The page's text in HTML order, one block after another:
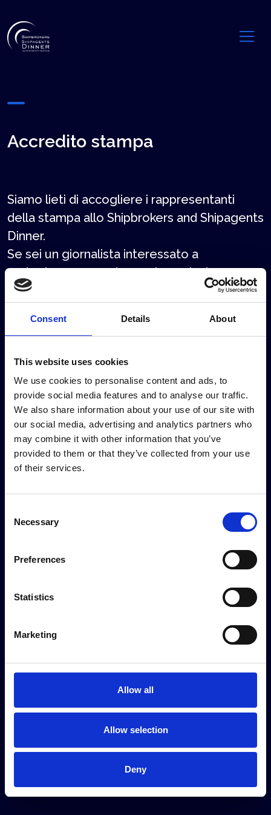
Consent Details About
This website uses cookies
We use cookies to personalise content and ads, to
provide social media features and to analyse our traffic.
We also share information about your use of our site with
our social media, advertising and analytics partners who
may combine it with other information that you’ve
provided to them or that they’ve collected from your use
of their services.
Selection
Necessary
Preferences
Statistics
Marketing
Allow all
Allow selection
Deny
Accredito stampa
Siamo lieti di accogliere i rappresentanti
della stampa allo Shipbrokers and Shipagents
Dinner.
Se sei un giornalista interessato a
partecipare a questa serata esclusiva,
compila il form sottostante e attendi la
i nostri ospiti per raccontare l’evento che
internazionale.
I campi contrassegnati da*sono obbligatori
Nome*
Testata giornalistica*